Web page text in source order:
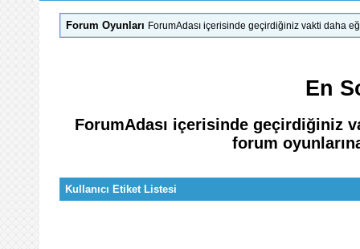
Forum Oyunları ForumAdası içerisinde geçirdiğiniz vakti daha
En
ForumAdası içerisinde geçirdiğiniz
forum
Kullanıcı Etiket Listesi